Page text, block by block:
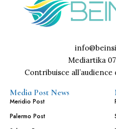
Mediartika
Contribuisce
Media Post News
Meridio Post
Palermo Post